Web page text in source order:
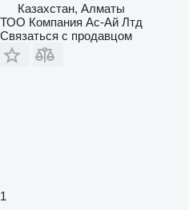
Казахстан, Алматы
ТОО Компания Ас-Ай Лтд
Связаться с продавцом
1